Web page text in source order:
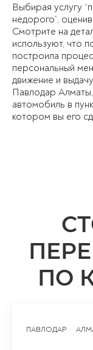
Выбирая услугу
недорого”,
Смотрите на
используют, что
построила
персональный
движение и
Павлодар
автомобиль в
котором вы его
ПО
ПАВЛОДАР